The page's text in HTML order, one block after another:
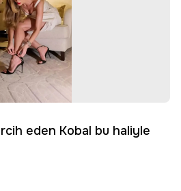
eden Kobal bu haliyle